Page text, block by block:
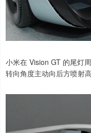
小米在 Vision GT 的尾灯
转向角度主动向后方喷射